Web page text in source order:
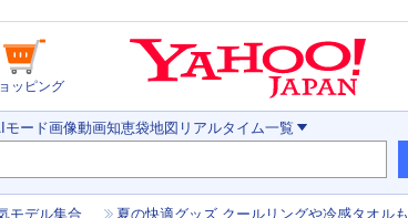
ッピング
モード画像動画知恵袋地図 リアルタイム一覧
モデル集合 夏の快適グッズ クールリングや冷感タオルも